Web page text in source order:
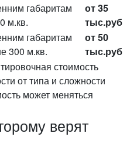
габаритам
м.кв.
от 35
тыс.руб
габаритам
300 м.кв.
от 50
тыс.руб
стоимость
от типа и сложности
может меняться
верят